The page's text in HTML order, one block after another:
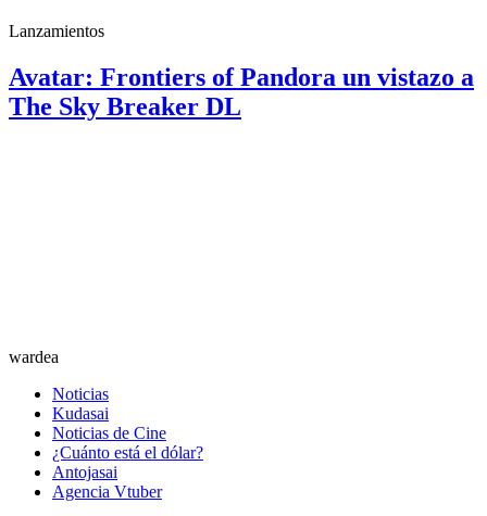
Lanzamientos
Avatar: Frontiers of Pandora un vistazo a
The Sky Breaker DL
wardea
Noticias
Kudasai
Noticias de Cine
¿Cuánto está el dólar?
Antojasai
Agencia Vtuber